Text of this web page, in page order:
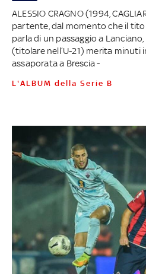
ALESSIO CRAGNO (1994,
partente, dal momento che il
parla di un passaggio a
(titolare nell’U-21) merita minuti
assaporata a Brescia -
L'ALBUM della Serie B